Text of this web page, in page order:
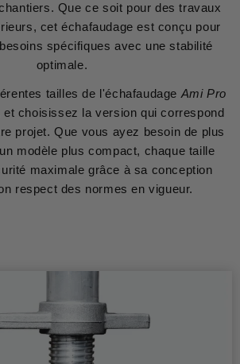
Que ce soit pour des travaux
cet échafaudage est conçu pour
spécifiques avec une stabilité
optimale.
tailles de l'échafaudage Ami Pro
et choisissez la version qui correspond
projet. Que vous ayez besoin de plus
modèle plus compact, chaque taille
maximale grâce à sa conception
respect des normes en vigueur.